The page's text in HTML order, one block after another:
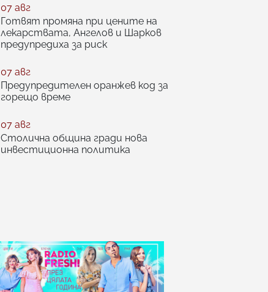
07 авг
Готвят промяна при цените на
лекарствата, Ангелов и Шарков
предупредиха за риск
07 авг
Предупредителен оранжев код за
горещо време
07 авг
Столична община гради нова
инвестиционна политика